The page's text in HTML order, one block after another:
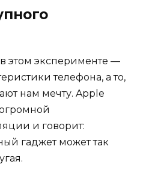
этом эксперименте —
телефона, а то,
нам мечту. Apple
и говорит:
гаджет может так